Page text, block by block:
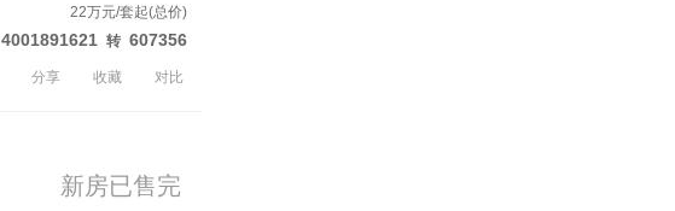
4001891621 转 607356
22万元/套起(总价)
分享 收藏 对比
新房已售完